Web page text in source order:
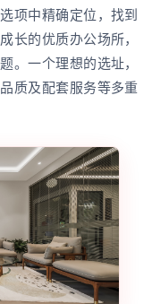
项中精确定位，找到
长的优质办公场所，
。一个理想的选址，
质及配套服务等多重